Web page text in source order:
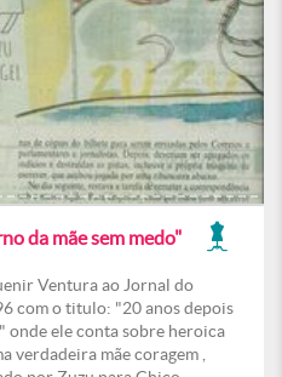
da mãe sem medo"
Ventura ao Jornal do
com o titulo: "20 anos depois
onde ele conta sobre heroica
verdadeira mãe coragem ,